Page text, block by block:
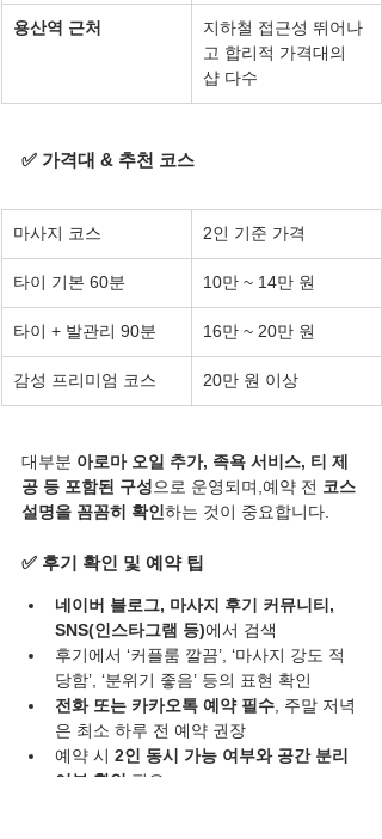
용산역 근처
지하철 접근성 뛰어나
고 합리적 가격대의
샵 다수
✅ 가격대 & 추천 코스
마사지 코스 2인 기준 가격
타이 기본 60분 10만 ~ 14만 원
타이 + 발관리 90분 16만 ~ 20만 원
감성 프리미엄 코스 20만 원 이상
대부분 아로마 오일 추가, 족욕 서비스, 티 제
공 등 포함된 구성으로 운영되며,예약 전 코스
설명을 꼼꼼히 확인하는 것이 중요합니다.
✅ 후기 확인 및 예약 팁
네이버 블로그, 마사지 후기 커뮤니티,
SNS(인스타그램 등)에서 검색
후기에서 ‘커플룸 깔끔’, ‘마사지 강도 적
당함’, ‘분위기 좋음’ 등의 표현 확인
전화 또는 카카오톡 예약 필수, 주말 저녁
은 최소 하루 전 예약 권장
예약 시 2인 동시 가능 여부와 공간 분리
여부 확인 필요